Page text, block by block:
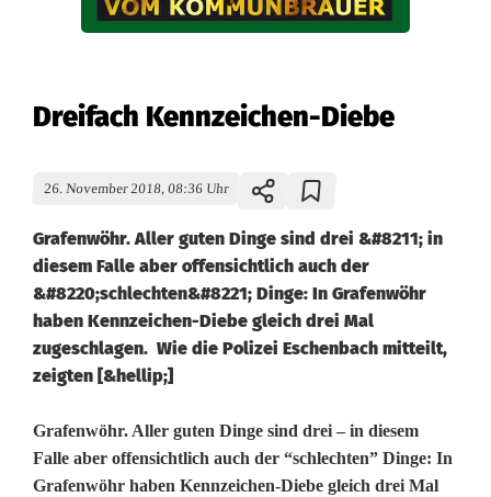
Dreifach Kennzeichen-Diebe
26. November 2018, 08:36 Uhr
Grafenwöhr. Aller guten Dinge sind drei &#8211; in
diesem Falle aber offensichtlich auch der
&#8220;schlechten&#8221; Dinge: In Grafenwöhr
haben Kennzeichen-Diebe gleich drei Mal
zugeschlagen. Wie die Polizei Eschenbach mitteilt,
zeigten [&hellip;]
D
r
Grafenwöhr. Aller guten Dinge sind drei – in diesem
Falle aber offensichtlich auch der “schlechten” Dinge: In
Grafenwöhr haben Kennzeichen-Diebe gleich drei Mal